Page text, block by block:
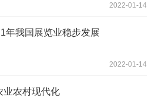
2022-01-14
我国展览业稳步发展
2022-01-14
业农村现代化